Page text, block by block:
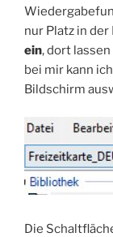
nur Platz in der
ein, dort
bei mir kann
Bildschirm
Die